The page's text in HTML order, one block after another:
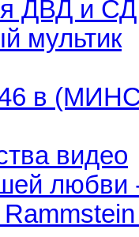
ДВД и СД
мультик
в
видео
любви